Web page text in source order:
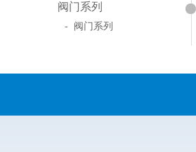
阀门系列
- 阀门系列